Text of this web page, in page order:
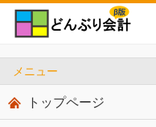
メニュー
トップページ